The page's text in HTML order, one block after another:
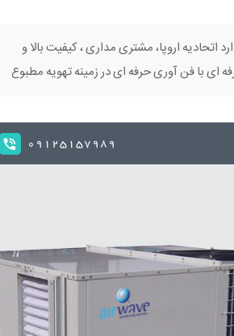
اتحادیه اروپا، مشتری مداری ، کیفیت بالا و
ای با فن آوری حرفه ای در زمینه تهویه مطبوع
09125157989